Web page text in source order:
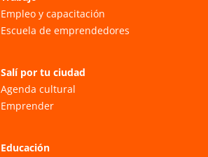
Empleo y capacitación
Escuela de emprendedores
Salí por tu ciudad
Agenda cultural
Emprender
Educación